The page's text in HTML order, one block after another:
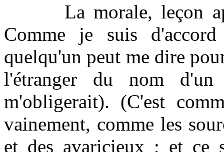
La morale, leçon
Comme je suis
quelqu'un peut me dire
l'étranger du nom
m'obligerait). (C'est
vainement, comme les
et des avaricieux ; et ce